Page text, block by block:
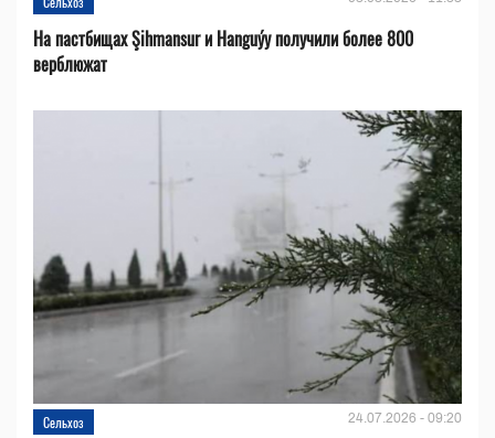
На пастбищах Şihmansur и Hanguýy получили более 800
верблюжат
Сельхоз 24.07.2026 - 09:20